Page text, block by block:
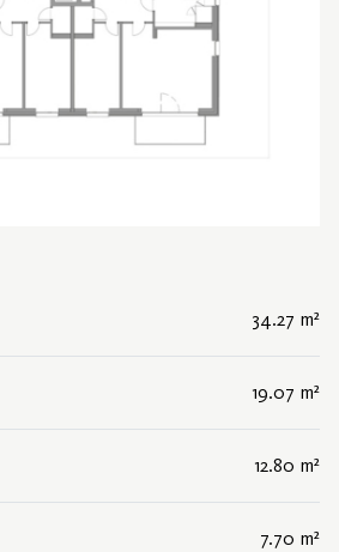
34.27 m²
19.07 m²
12.80 m²
7.70 m²